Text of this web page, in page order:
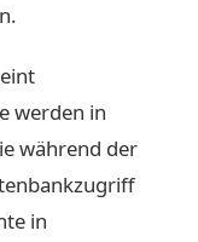
werden in
während der
in